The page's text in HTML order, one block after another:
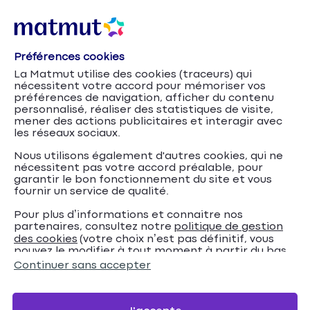
Accueil Mutuelle santé Conseils
Les règles à
respecter pour acheter des médicaments en ligne
Les règles à respecter
Préférences cookies
La Matmut utilise des cookies (traceurs) qui
nécessitent votre accord pour mémoriser vos
préférences de navigation, afficher du contenu
personnalisé, réaliser des statistiques de visite,
mener des actions publicitaires et interagir avec
les réseaux sociaux.
Nous utilisons également d'autres cookies, qui ne
nécessitent pas votre accord préalable, pour
garantir le bon fonctionnement du site et vous
fournir un service de qualité.
Pour plus d’informations et connaitre nos
partenaires, consultez notre politique de gestion
des cookies (votre choix n’est pas définitif, vous
pouvez le modifier à tout moment à partir du bas
de page de notre site).
Continuer sans accepter